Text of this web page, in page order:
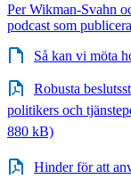
Per Wikman-Svahn
podcast som
Så kan vi möta
Robusta
politikers och
880 kB)
Hinder för att